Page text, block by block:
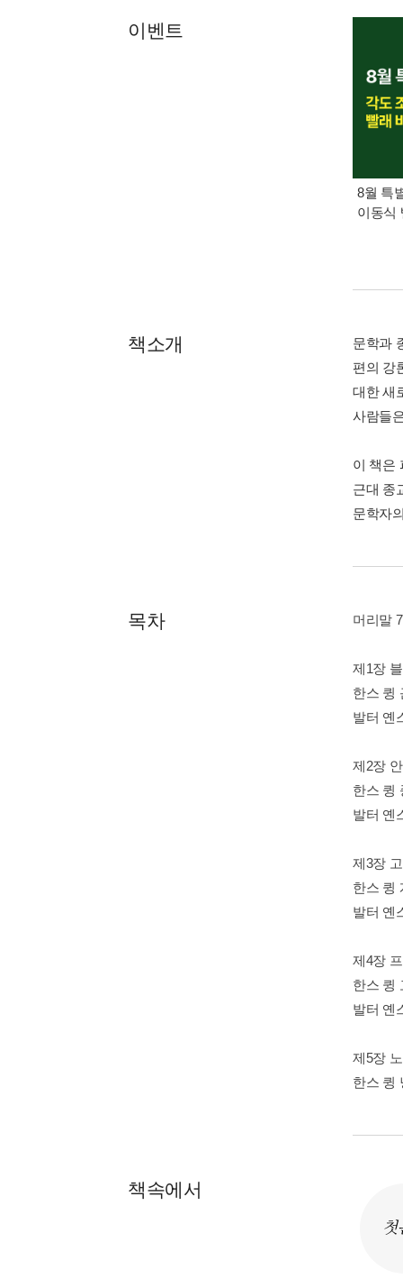
이벤트
8월 특
이동식
책소개
문학과
편의 강
대한 새
사람들
이 책은
근대 종
문학자
목차 머리말 7
제1장
한스 큉
발터 옌
제2장
한스 큉
발터 옌
제3장
한스 큉
발터 옌
제4장
한스 큉
발터 옌
제5장
한스 큉
책속에서
첫